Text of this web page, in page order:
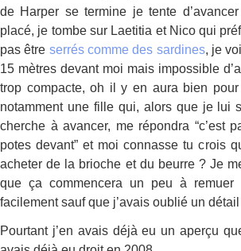
de Harper se termine je tente
placé, je tombe sur Laetitia et Nico qui
pas être serrés comme des sardines, je
15 mètres devant moi mais impossible
trop compacte, oh il y en aura bien
notamment une fille qui, alors que je lui
cherche à avancer, me répondra “c’est
potes devant” et moi connasse tu crois
acheter de la brioche et du beurre ? Je
que ça commencera un peu à remuer
facilement sauf que j’avais oublié un
Pourtant j’en avais déjà eu un aperçu